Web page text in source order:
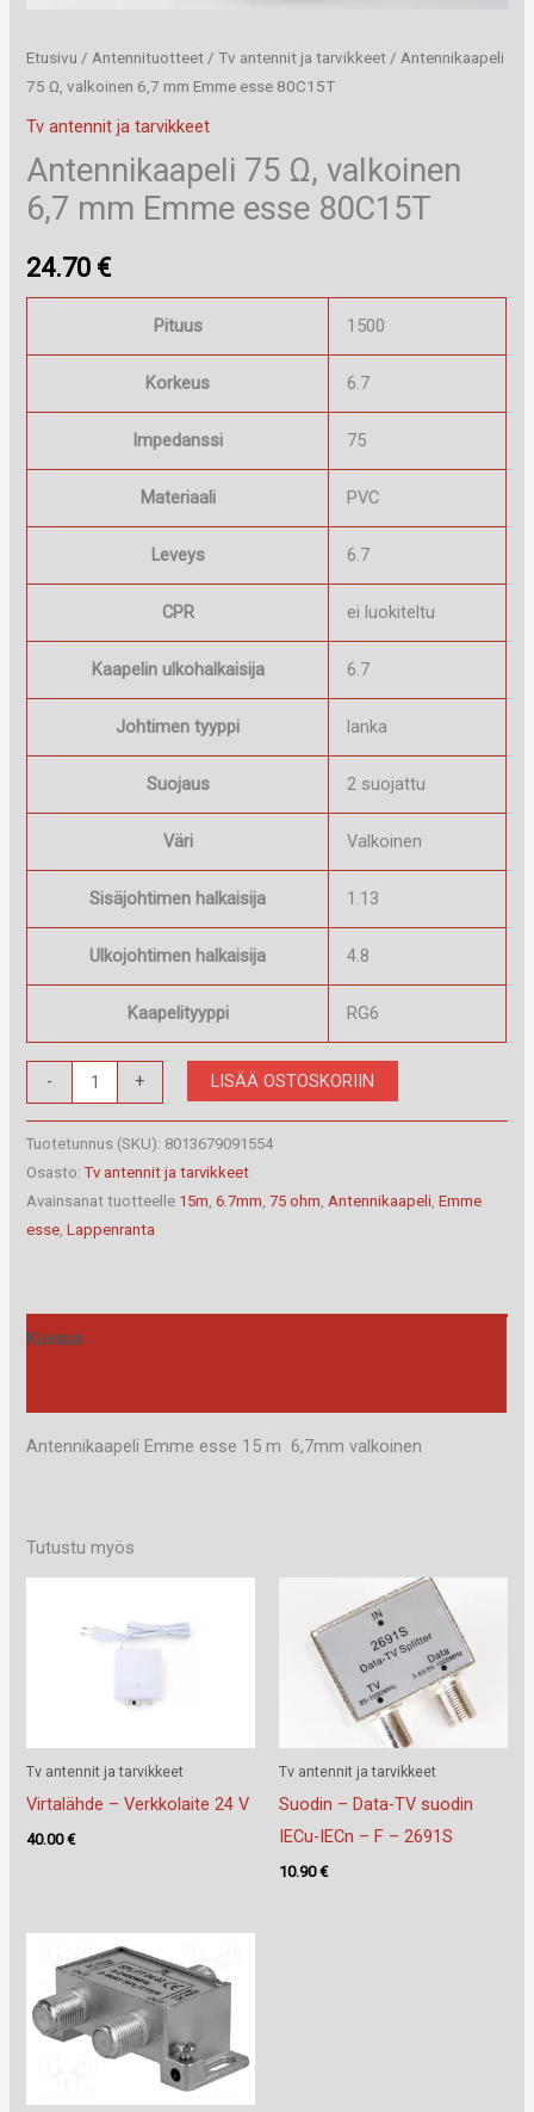
Etusivu /Antennituotteet /Tv antennit ja tarvikkeet / Antennikaapeli
75 Ω, valkoinen 6,7 mm Emme esse 80C15T
Tv antennit ja tarvikkeet
Antennikaapeli 75 Ω, valkoinen
6,7 mm Emme esse 80C15T
24.70 €
Pituus 1500
Korkeus 6.7
Impedanssi 75
Materiaali PVC
Leveys 6.7
CPR ei luokiteltu
Kaapelin ulkohalkaisija 6.7
Johtimen tyyppi lanka
Suojaus 2 suojattu
Väri Valkoinen
Sisäjohtimen halkaisija 1.13
Ulkojohtimen halkaisija 4.8
Kaapelityyppi RG6
-
Antennikaapeli
75
Ω,
valkoinen
6,7
mm
80C15T
+ LISÄÄ OSTOSKORIIN
Tuotetunnus (SKU): 8013679091554
Osasto:Tv antennit ja tarvikkeet
Avainsanat tuotteelle 15m ,6.7mm ,75 ohm Antennikaapeli ,Emme
esse ,Lappenranta
Kuvaus
Antennikaapeli Emme esse 15 m 6,7mm valkoinen
Tutustu myös
Tv antennit ja tarvikkeet
Virtalähde – Verkkolaite 24 V
40.00€
Tv antennit ja tarvikkeet
Suodin – Data-TV suodin
IECu-IECn – F – 2691S
10.90€